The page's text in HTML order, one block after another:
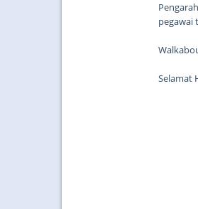
pegawai
Selamat